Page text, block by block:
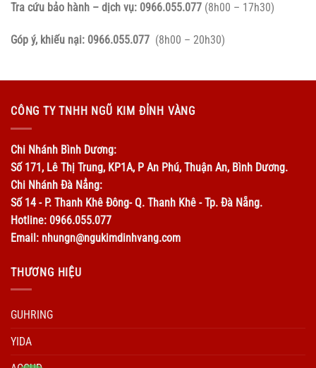
Tra cứu bảo hành – dịch vụ: 0966.055.077 (8h00 – 17h30)
Góp ý, khiếu nại: 0966.055.077 (8h00 – 20h30)
CÔNG TY TNHH NGŨ KIM ĐỈNH VÀNG
Chi Nhánh Bình Dương:
Số 171, Lê Thị Trung, KP1A, P An Phú, Thuận An, Bình Dương.
Chi Nhánh Đà Nẳng:
Số 14 - P. Thanh Khê Đông- Q. Thanh Khê - Tp. Đà Nẵng.
Hotline: 0966.055.077
Email: nhungn@ngukimdinhvang.com
THƯƠNG HIỆU
GUHRING
YIDA